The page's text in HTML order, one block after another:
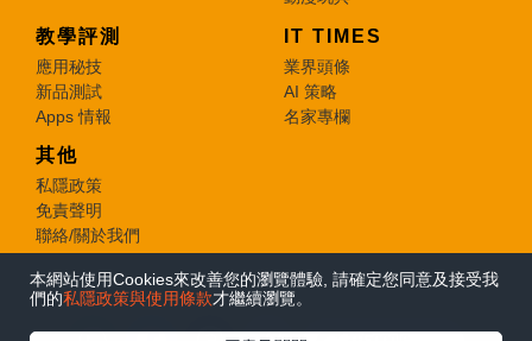
教學評測
應用秘技
新品測試
Apps 情報
IT TIMES
業界頭條
AI 策略
名家專欄
其他
私隱政策
免責聲明
聯絡/關於我們
© 2026 e-zone. All Rights Reserved.
本網站使用Cookies來改善您的瀏覽體驗, 請確定您同意及接受我
們的私隱政策與使用條款才繼續瀏覽。